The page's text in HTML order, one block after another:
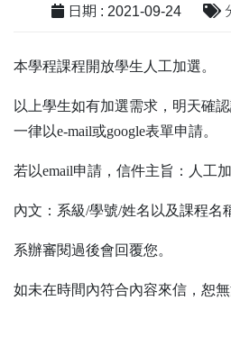
日期 : 2021-09-24
本學程課程開放學生人工加選。
以上學生如有加選需求，明天確
一律以e-mail或google表單申請。
若以email申請，信件主旨：人工加
內文：系級/學號/姓名以及課程名
系辦審閱過後會回覆您。
如未在時間內符合內容來信，恕無